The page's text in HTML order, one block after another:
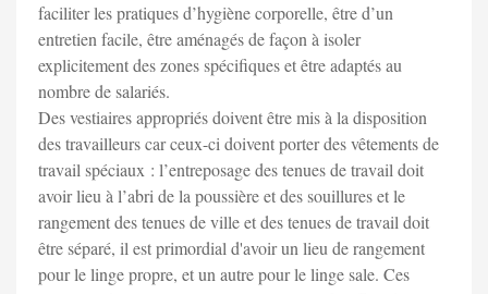
faciliter les pratiques d’hygiène corporelle, être d’un
entretien facile, être aménagés de façon à isoler
explicitement des zones spécifiques et être adaptés au
nombre de salariés.
Des vestiaires appropriés doivent être mis à la disposition
des travailleurs car ceux-ci doivent porter des vêtements de
travail spéciaux : l’entreposage des tenues de travail doit
avoir lieu à l’abri de la poussière et des souillures et le
rangement des tenues de ville et des tenues de travail doit
être séparé, il est primordial d'avoir un lieu de rangement
pour le linge propre, et un autre pour le linge sale. Ces